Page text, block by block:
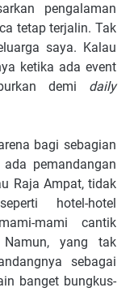
pengalaman
tetap terjalin. Tak
saya. Kalau
ketika ada event
demi daily
bagi sebagian
pemandangan
Raja Ampat, tidak
hotel-hotel
mami cantik
Namun, yang tak
sebagai
banget bungkus-